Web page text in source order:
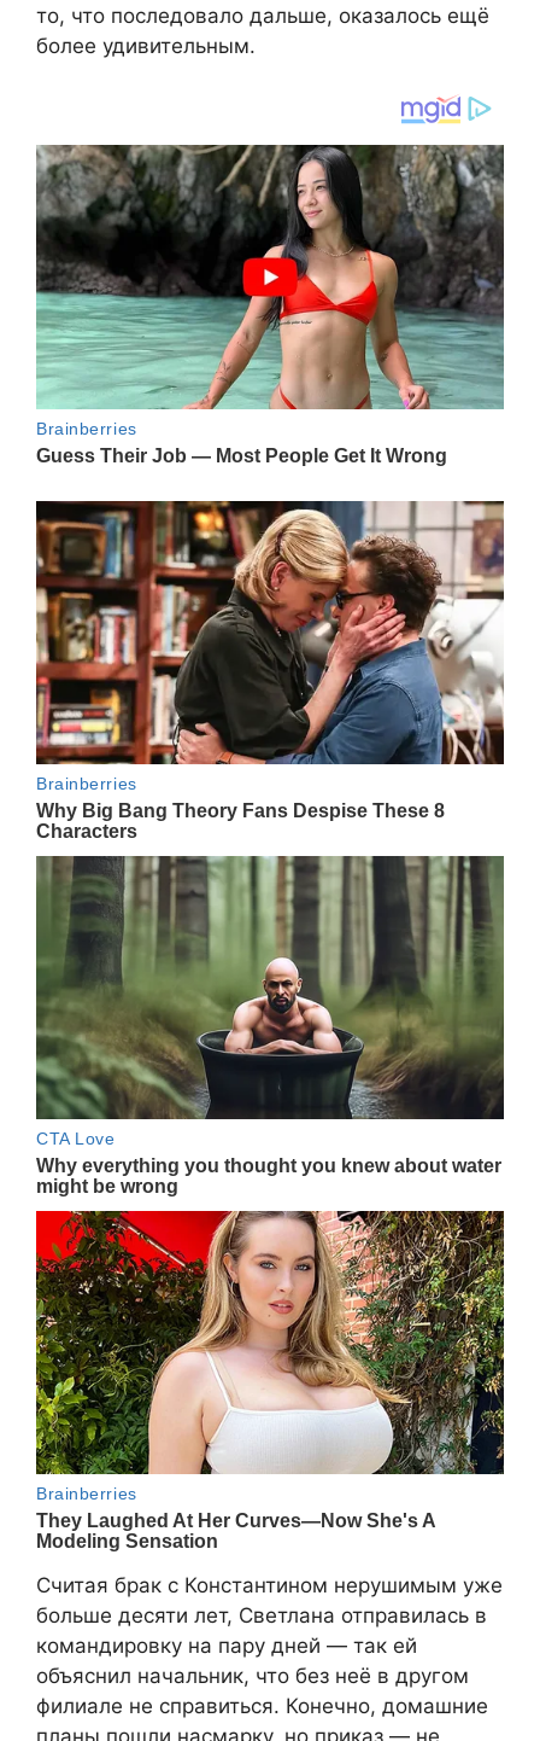
то, что последовало дальше, оказалось ещё
более удивительным.
Считая брак с Константином нерушимым уже
больше десяти лет, Светлана отправилась в
командировку на пару дней — так ей
объяснил начальник, что без неё в другом
филиале не справиться. Конечно, домашние